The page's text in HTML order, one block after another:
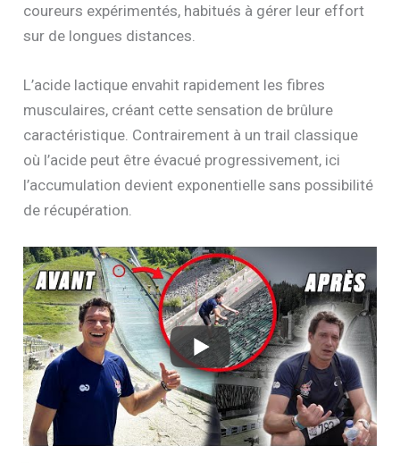
coureurs expérimentés, habitués à gérer leur effort
sur de longues distances.
L’acide lactique envahit rapidement les fibres
musculaires, créant cette sensation de brûlure
caractéristique. Contrairement à un trail classique
où l’acide peut être évacué progressivement, ici
l’accumulation devient exponentielle sans possibilité
de récupération.